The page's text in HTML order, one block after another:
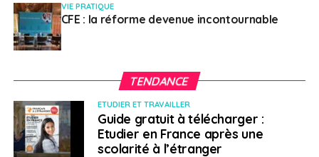
VIE PRATIQUE
CFE : la réforme devenue incontournable
TENDANCE
ETUDIER ET TRAVAILLER
Guide gratuit à télécharger :
Etudier en France après une
scolarité à l’étranger